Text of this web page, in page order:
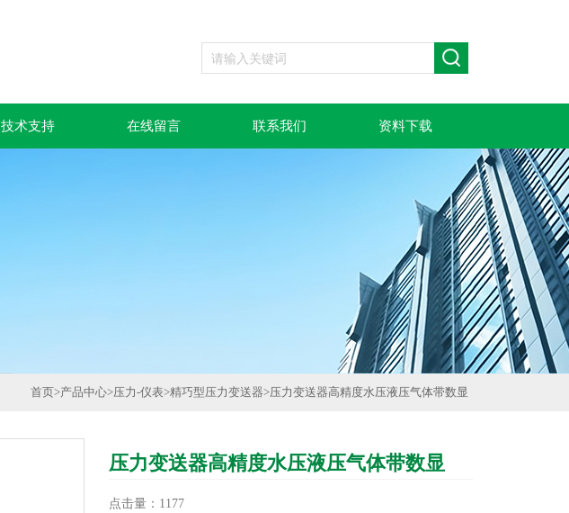
技术支持 在线留言 联系我们 资料下载
首页>产品中心>压力-仪表>精巧型压力变送器>压力变送器高精度水压液压气体带数显
压力变送器高精度水压液压气体带数显
点击量：1177